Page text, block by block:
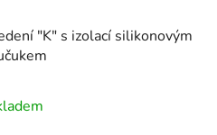
"K" s izolací silikonovým